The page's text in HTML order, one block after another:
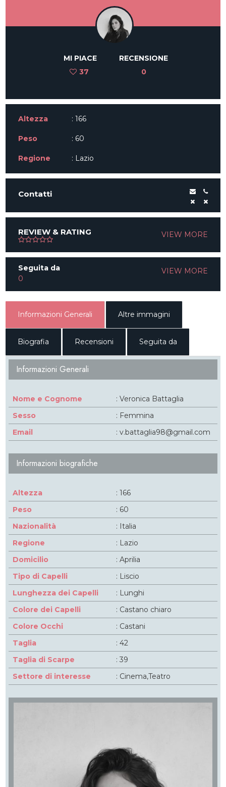
MI PIACE
37
RECENSIONE
0
Altezza : 166
Peso : 60
Regione : Lazio
Contatti
REVIEW & RATING VIEW MORE
Seguita da
0
VIEW MORE
Informazioni Generali Altre immagini
Biografia Recensioni Seguita da
Informazioni Generali
Nome e Cognome
: Veronica Battaglia
Sesso
: Femmina
Email
: v.battaglia98@gmail.com
Informazioni biografiche
Altezza
: 166
Peso
: 60
Nazionalità
: Italia
Regione
: Lazio
Domicilio
: Aprilia
Tipo di Capelli
: Liscio
Lunghezza dei Capelli
: Lunghi
Colore dei Capelli
: Castano chiaro
Colore Occhi
: Castani
Taglia
: 42
Taglia di Scarpe
: 39
Settore di interesse
: Cinema,Teatro